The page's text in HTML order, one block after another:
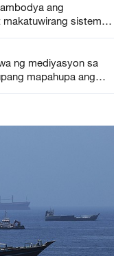
ang
sistema
ng mediyasyon sa
mapahupa ang